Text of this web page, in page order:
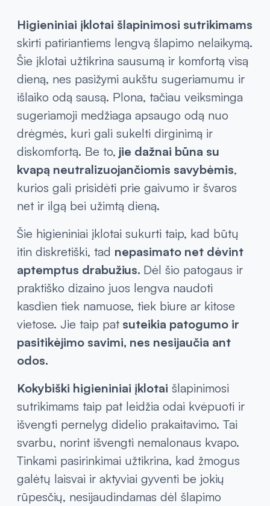
Higieniniai įklotai šlapinimosi sutrikimams
skirti patiriantiems lengvą šlapimo nelaikymą.
Šie įklotai užtikrina sausumą ir komfortą visą
dieną, nes pasižymi aukštu sugeriamumu ir
išlaiko odą sausą. Plona, tačiau veiksminga
sugeriamoji medžiaga apsaugo odą nuo
drėgmės, kuri gali sukelti dirginimą ir
diskomfortą. Be to, jie dažnai būna su
kvapą neutralizuojančiomis savybėmis,
kurios gali prisidėti prie gaivumo ir švaros
net ir ilgą bei užimtą dieną.
Šie higieniniai įklotai sukurti taip, kad būtų
itin diskretiški, tad nepasimato net dėvint
aptemptus drabužius. Dėl šio patogaus ir
praktiško dizaino juos lengva naudoti
kasdien tiek namuose, tiek biure ar kitose
vietose. Jie taip pat suteikia patogumo ir
pasitikėjimo savimi, nes nesijaučia ant
odos.
Kokybiški higieniniai įklotai šlapinimosi
sutrikimams taip pat leidžia odai kvėpuoti ir
išvengti pernelyg didelio prakaitavimo. Tai
svarbu, norint išvengti nemalonaus kvapo.
Tinkami pasirinkimai užtikrina, kad žmogus
galėtų laisvai ir aktyviai gyventi be jokių
rūpesčių, nesijaudindamas dėl šlapimo